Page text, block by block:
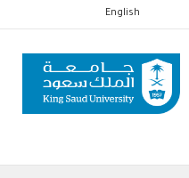
إلى
المحتوى
الرئيسي
English